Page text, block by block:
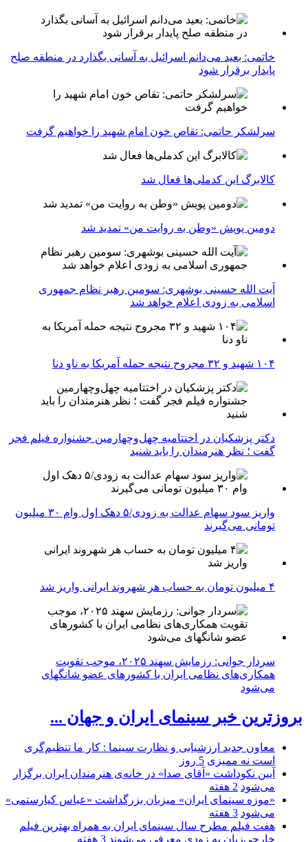
خاتمی: بعید می‌دانم اسرائیل به آسانی بگذارد در منطقه صلح
پایدار برقرار شود
سرلشکر حاتمی: تقاص خون امام شهید را خواهیم گرفت
کالابرگ این کدملی‌ها فعال شد
دومین پویش «وطن به روایت من» تمدید شد
آیت الله حسینی بوشهری: سومین رهبر نظام جمهوری
اسلامی به زودی اعلام خواهد شد
۱۰۴ شهید و ۳۲ مجروح نتیجه حمله آمریکا به ناو دنا
دکتر پزشکیان در اختتامیه چهل‌وچهارمین جشنواره فیلم فجر
گفت ؛ نظر هنرمندان را باید شنید
واریز سود سهام عدالت به زودی/۵ دهک اول وام ۳۰ میلیون
تومانی می‌گیرند
۴ میلیون تومان به حساب هر شهروند ایرانی واریز شد
سردار جوانی: رزمایش سهند ۲۰۲۵، موجب تقویت
همکاری‌های نظامی ایران با کشور‌های عضو شانگهای
می‌شود
بروزترین خبر سینمای ایران و جهان ...
معاون جدید ارزشیابی و نظارت سینما : کار ما تنظیم‌گری
است نه ممیزی 5 روز
آیین نکوداشت «آقای صدا» در خانه‌ی هنرمندان ایران برگزار
می‌شود 2 هفته
«موزه سینمای ایران» میزبان بزرگداشت «عباس کیارستمی»
می‌شود 3 هفته
هفت فیلم مطرح سال سینمای ایران به همراه بهترین فیلم
خارجی‌زبان به زودی معرفی می‌شوند 3 هفته